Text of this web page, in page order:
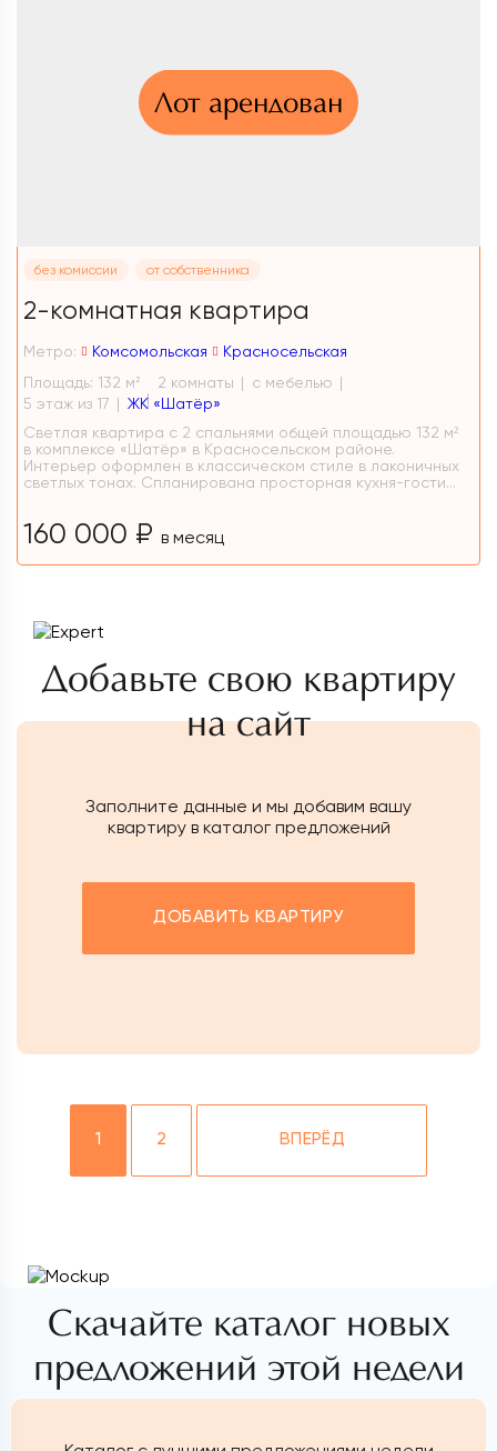
Лот арендован
без комиссии от собственника
2-комнатная квартира
Метро: Комсомольская
Красносельская
Площадь: 132 м 2 2 комнаты
с мебелью
5 этаж из 17
ЖК «Шатёр»
Светлая квартира с 2 спальнями общей площадью 132 м²
в комплексе «Шатёр» в Красносельском районе.
Интерьер оформлен в классическом стиле в лаконичных
светлых тонах. Спланирована просторная кухня-гости...
160 000 ₽ в месяц
Добавьте свою квартиру
на сайт
Заполните данные и мы добавим вашу
квартиру в каталог предложений
ДОБАВИТЬ КВАРТИРУ
1 2 ВПЕРЁД
Скачайте каталог новых
предложений этой недели